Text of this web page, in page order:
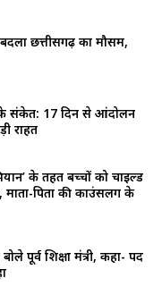
छत्तीसगढ़ का मौसम,
के संकेत: 17 दिन से आंदोलन
राहत
के तहत बच्चों को चाइल्ड
पिता की काउंसलिंग के
पूर्व शिक्षा मंत्री, कहा- पद